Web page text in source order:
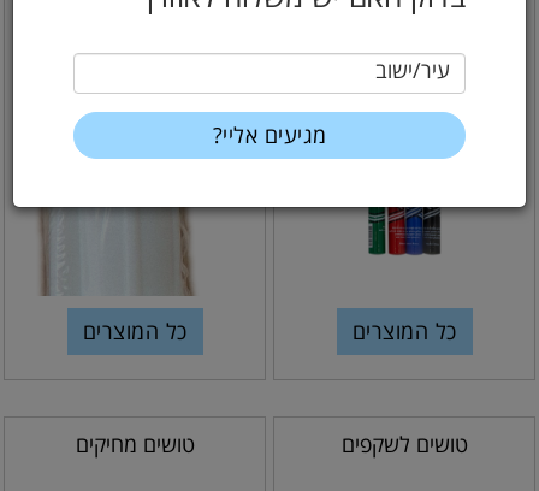
עיר/ישוב
כל המוצרים כל המוצרים
טושים לשקפים טושים מחיקים